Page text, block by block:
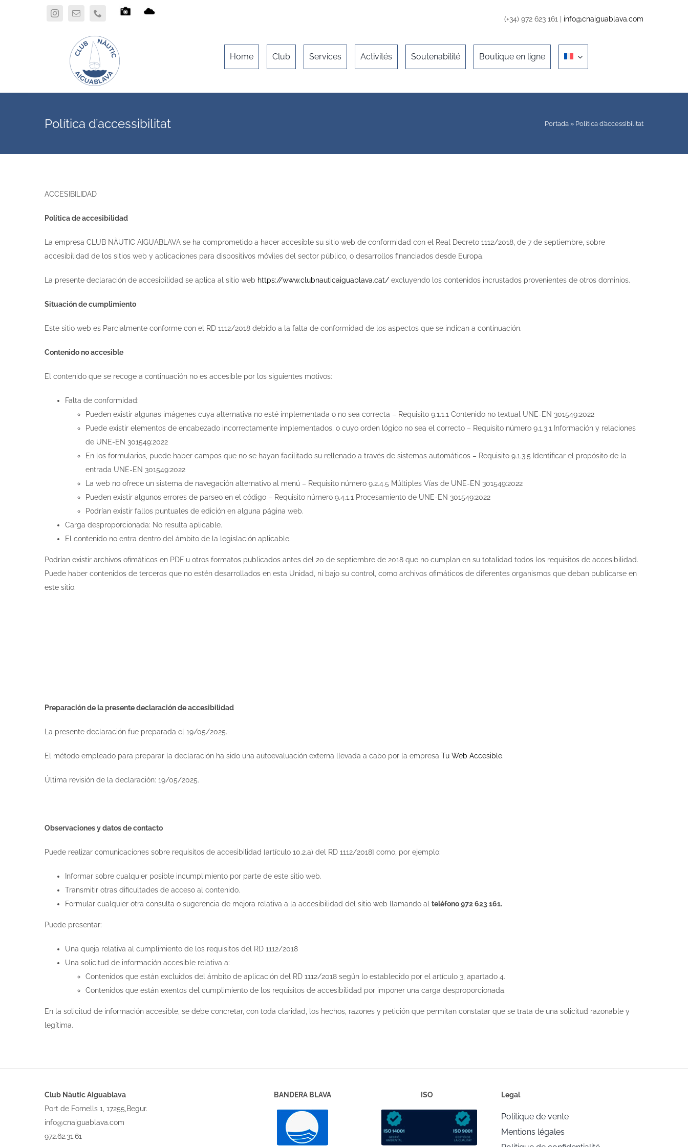
(+34) 972 623 161 | info@cnaiguablava.com
Home Club Services Activités Soutenabilité Boutique en ligne
Política d’accessibilitat Portada » Política d’accessibilitat
ACCESIBILIDAD
Política de accesibilidad
La empresa CLUB NÀUTIC AIGUABLAVA se ha comprometido a hacer accesible su sitio web de conformidad con el Real Decreto 1112/2018, de 7 de septiembre, sobre
accesibilidad de los sitios web y aplicaciones para dispositivos móviles del sector público, o desarrollos financiados desde Europa.
La presente declaración de accesibilidad se aplica al sitio web https://www.clubnauticaiguablava.cat/ excluyendo los contenidos incrustados provenientes de otros dominios.
Situación de cumplimiento
Este sitio web es Parcialmente conforme con el RD 1112/2018 debido a la falta de conformidad de los aspectos que se indican a continuación.
Contenido no accesible
El contenido que se recoge a continuación no es accesible por los siguientes motivos:
Falta de conformidad:
Pueden existir algunas imágenes cuya alternativa no esté implementada o no sea correcta – Requisito 9.1.1.1 Contenido no textual UNE-EN 301549:2022
Puede existir elementos de encabezado incorrectamente implementados, o cuyo orden lógico no sea el correcto – Requisito número 9.1.3.1 Información y relaciones
de UNE-EN 301549:2022
En los formularios, puede haber campos que no se hayan facilitado su rellenado a través de sistemas automáticos – Requisito 9.1.3.5 Identificar el propósito de la
entrada UNE-EN 301549:2022
La web no ofrece un sistema de navegación alternativo al menú – Requisito número 9.2.4.5 Múltiples Vías de UNE-EN 301549:2022
Pueden existir algunos errores de parseo en el código – Requisito número 9.4.1.1 Procesamiento de UNE-EN 301549:2022
Podrían existir fallos puntuales de edición en alguna página web.
Carga desproporcionada: No resulta aplicable.
El contenido no entra dentro del ámbito de la legislación aplicable.
Podrían existir archivos ofimáticos en PDF u otros formatos publicados antes del 20 de septiembre de 2018 que no cumplan en su totalidad todos los requisitos de accesibilidad.
Puede haber contenidos de terceros que no estén desarrollados en esta Unidad, ni bajo su control, como archivos ofimáticos de diferentes organismos que deban publicarse en
este sitio.
Preparación de la presente declaración de accesibilidad
La presente declaración fue preparada el 19/05/2025.
El método empleado para preparar la declaración ha sido una autoevaluación externa llevada a cabo por la empresa Tu Web Accesible.
Última revisión de la declaración: 19/05/2025.
Observaciones y datos de contacto
Puede realizar comunicaciones sobre requisitos de accesibilidad [artículo 10.2.a) del RD 1112/2018] como, por ejemplo:
Informar sobre cualquier posible incumplimiento por parte de este sitio web.
Transmitir otras dificultades de acceso al contenido.
Formular cualquier otra consulta o sugerencia de mejora relativa a la accesibilidad del sitio web llamando al teléfono 972 623 161.
Puede presentar:
Una queja relativa al cumplimiento de los requisitos del RD 1112/2018
Una solicitud de información accesible relativa a:
Contenidos que están excluidos del ámbito de aplicación del RD 1112/2018 según lo establecido por el artículo 3, apartado 4.
Contenidos que están exentos del cumplimiento de los requisitos de accesibilidad por imponer una carga desproporcionada.
En la solicitud de información accesible, se debe concretar, con toda claridad, los hechos, razones y petición que permitan constatar que se trata de una solicitud razonable y
legítima.
Club Nàutic Aiguablava
Port de Fornells 1, 17255,Begur.
info@cnaiguablava.com
972.62.31.61
BANDERA BLAVA ISO Legal
Politique de vente
Mentions légales